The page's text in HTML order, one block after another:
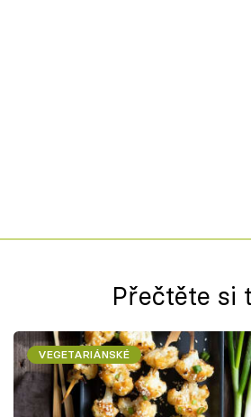
Přečtěte si
VEGETARIÁNSKÉ